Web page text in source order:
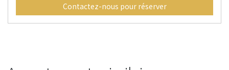
Contactez-nous pour réserver